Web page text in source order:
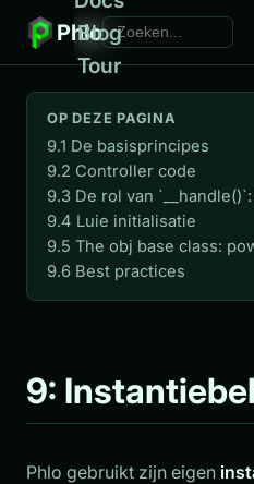
Phlo
Blog
Tour
OP DEZE PAGINA
9.1 De basisprincipes
9.2 Controller code
9.3 De rol van
9.4 Luie initialisatie
9.5 The obj base class:
9.6 Best practices
9:
Phlo gebruikt zijn eigen